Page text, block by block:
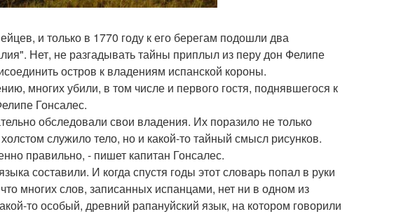
и только в 1770 году к его берегам подошли два
Нет, не разгадывать тайны приплыл из перу дон Фелипе
остров к владениям испанской короны.
многих убили, в том числе и первого гостя, поднявшегося к
Гонсалес.
обследовали свои владения. Их поразило не только
служило тело, но и какой-то тайный смысл рисунков.
правильно, - пишет капитан Гонсалес.
составили. И когда спустя годы этот словарь попал в руки
многих слов, записанных испанцами, нет ни в одном из
то особый, древний рапануйский язык, на котором говорили